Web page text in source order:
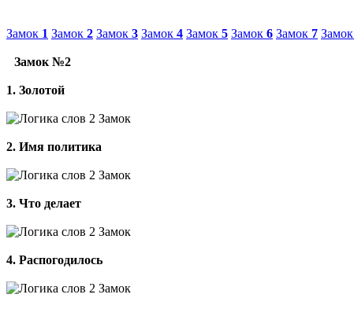
Замок 1 Замок 2 Замок 3 Замок 4 Замок 5 Замок 6 Замок 7 Замок
Замок №2
1. Золотой
2. Имя политика
3. Что делает
4. Распогодилось